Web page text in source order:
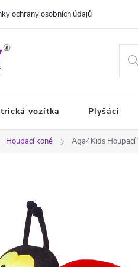
ochrany osobních údajů
vozítka Plyšáci
Houpací koně Aga4Kids Houpací